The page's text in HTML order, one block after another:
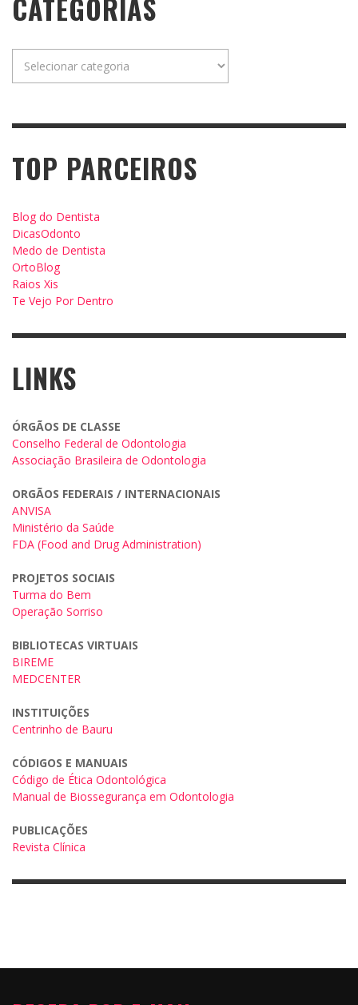
CATEGORIAS
TOP PARCEIROS
Blog do Dentista
DicasOdonto
Medo de Dentista
OrtoBlog
Raios Xis
Te Vejo Por Dentro
LINKS
ÓRGÃOS DE CLASSE
Conselho Federal de Odontologia
Associação Brasileira de Odontologia
ORGÃOS FEDERAIS / INTERNACIONAIS
ANVISA
Ministério da Saúde
FDA (Food and Drug Administration)
PROJETOS SOCIAIS
Turma do Bem
Operação Sorriso
BIBLIOTECAS VIRTUAIS
BIREME
MEDCENTER
INSTITUIÇÕES
Centrinho de Bauru
CÓDIGOS E MANUAIS
Código de Ética Odontológica
Manual de Biossegurança em Odontologia
PUBLICAÇÕES
Revista Clínica